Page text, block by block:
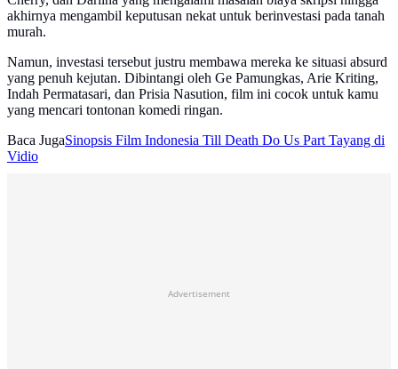
akhirnya mengambil keputusan nekat untuk berinvestasi pada tanah
murah.
Namun, investasi tersebut justru membawa mereka ke situasi absurd
yang penuh kejutan. Dibintangi oleh Ge Pamungkas, Arie Kriting,
Indah Permatasari, dan Prisia Nasution, film ini cocok untuk kamu
yang mencari tontonan komedi ringan.
Baca JugaSinopsis Film Indonesia Till Death Do Us Part Tayang di
Vidio
Advertisement